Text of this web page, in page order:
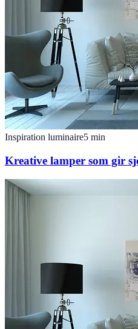
Inspiration luminaire5 min
Kreative lamper som gir